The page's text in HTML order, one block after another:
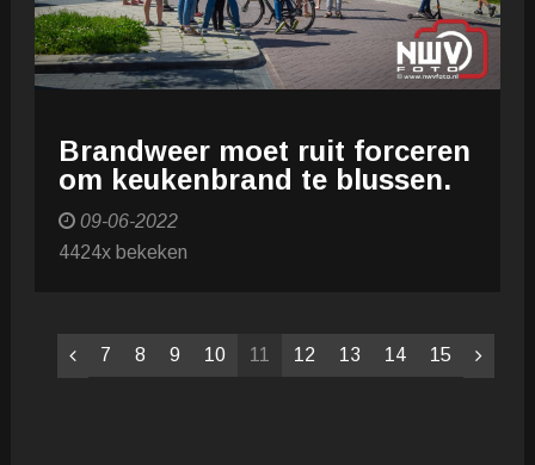
Brandweer moet ruit forceren
om keukenbrand te blussen.
09-06-2022
4424x bekeken
7 8 9 10 11 12 13 14 15